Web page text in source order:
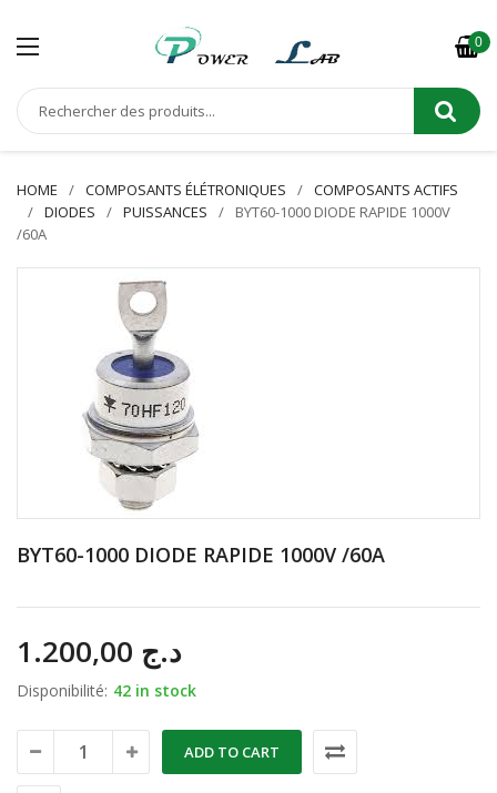
0
HOME COMPOSANTS ÉLÉTRONIQUES
COMPOSANTS ACTIFS
DIODES
PUISSANCES
BYT60-1000 DIODE RAPIDE 1000V
/60A
BYT60-1000 DIODE RAPIDE 1000V /60A
د.ج
Disponibilité: 42 in stock
ADD TO CART